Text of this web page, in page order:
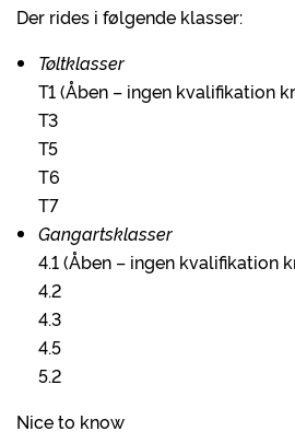
Der rides i følgende klasser:
Tøltklasser
T1 (Åben – ingen kvalifikation
T3
T5
T6
T7
Gangartsklasser
4.1 (Åben – ingen kvalifikation
4.2
4.3
4.5
5.2
Nice to know